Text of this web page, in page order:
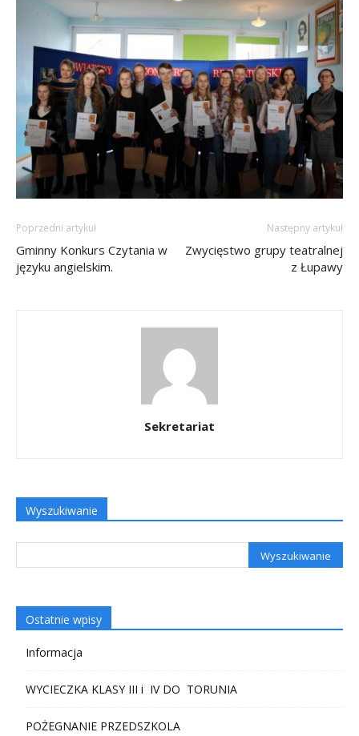
Poprzedni artykuł
Gminny Konkurs Czytania w
języku angielskim.
Następny artykuł
Zwycięstwo grupy teatralnej
z Łupawy
Sekretariat
Wyszukiwanie
Ostatnie wpisy
Informacja
WYCIECZKA KLASY III i IV DO TORUNIA
POŻEGNANIE PRZEDSZKOLA